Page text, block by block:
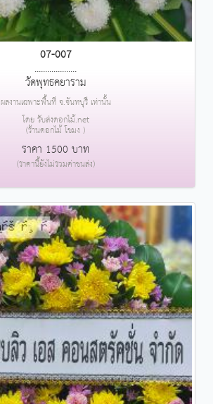
07-007
....................
วัดพุทธคยาราม
ผลงานเฉพาะพื้นที่ จ.จันทบุรี เท่านั้น
โดย รับส่งดอกไม้.net
(ร้านดอกไม้ โขมง )
ราคา 1500 บาท
(ราคานี้ยังไม่รวมค่าขนส่ง)